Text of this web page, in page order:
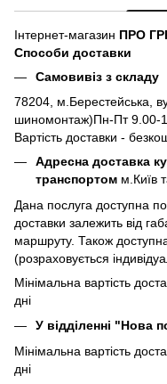
Інтернет-магазин ПРО
Способи доставки
Самовивіз з складу
78204, м.Берестейська,
шиномонтаж)Пн-Пт 9.00-
Вартість доставки -
Адресна доставка
транспортом м.Київ
Дана послуга доступна
доставки залежить від
маршруту. Також
(розраховується
Мінімальна вартість
дні
У відділенні "Нова
Мінімальна вартість
дні